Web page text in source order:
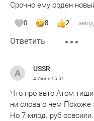
Срочно ему орден
0 8 2
Ответить
USSR
4 Июня15:51
Что про авто Атом
ни слова о нем Похоже
Но 7 млрд. руб освоили.